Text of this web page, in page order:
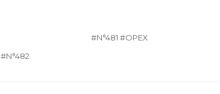
#N°482
#N°481 #OPEX